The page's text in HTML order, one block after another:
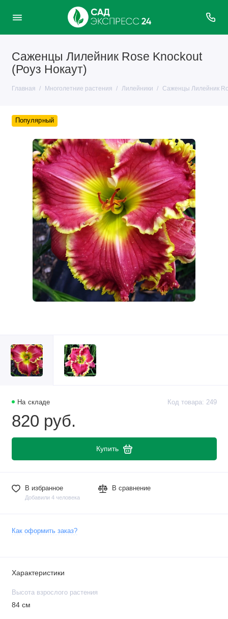
Саженцы Лилейник Rose Knockout
(Роуз Нокаут)
Главная Многолетние растения Лилейники Саженцы Лилейник
Популярный
На складе Код товара: 249
820 руб.
Купить
В избранное
Добавили 4 человека
В сравнение
Как оформить заказ?
Характеристики
Высота взрослого растения
84 см